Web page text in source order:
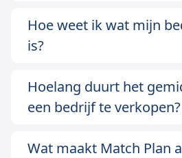
Hoe weet ik wat mijn
is?
Hoelang duurt het
een bedrijf te verkopen?
Wat maakt Match Plan